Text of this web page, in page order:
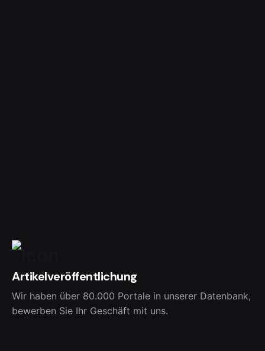
Artikelveröffentlichung
Wir haben über 80.000 Portale in unserer Datenbank,
bewerben Sie Ihr Geschäft mit uns.